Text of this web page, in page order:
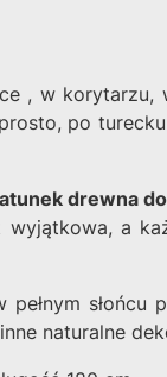
, w
po
drewna
wyjątkowa, a
słońcu
naturalne